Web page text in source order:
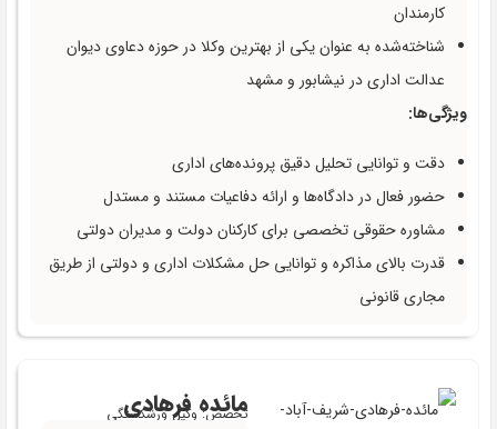
کارمندان
شناخته‌شده به عنوان یکی از بهترین وکلا در حوزه دعاوی دیوان
عدالت اداری در نیشابور و مشهد
ویژگی‌ها:
دقت و توانایی تحلیل دقیق پرونده‌های اداری
حضور فعال در دادگاه‌ها و ارائه دفاعیات مستند و مستدل
مشاوره حقوقی تخصصی برای کارکنان دولت و مدیران دولتی
قدرت بالای مذاکره و توانایی حل مشکلات اداری و دولتی از طریق
مجاری قانونی
مائده فرهادی
تخصص: وکیل ورشکستگی